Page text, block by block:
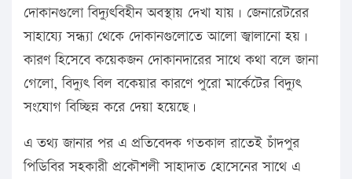
দোকানগুলো বিদ্যুৎবিহীন অবস্থায় দেখা যায়। জেনারেটরের
সাহায্যে সন্ধ্যা থেকে দোকানগুলোতে আলো জ্বালানো হয়।
কারণ হিসেবে কয়েকজন দোকানদারের সাথে কথা বলে জানা
গেলো, বিদ্যুৎ বিল বকেয়ার কারণে পুরো মার্কেটের বিদ্যুৎ
সংযোগ বিচ্ছিন্ন করে দেয়া হয়েছে।
এ তথ্য জানার পর এ প্রতিবেদক গতকাল রাতেই চাঁদপুর
পিডিবির সহকারী প্রকৌশলী সাহাদাত হোসেনের সাথে এ